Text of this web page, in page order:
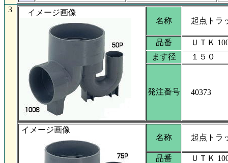
3
イメージ画像
名称
起点トラ
品番
ＵＴＫ
ます径
１５０
発注番号 40373
イメージ画像
名称
起点トラ
品番
ＵＴＫ